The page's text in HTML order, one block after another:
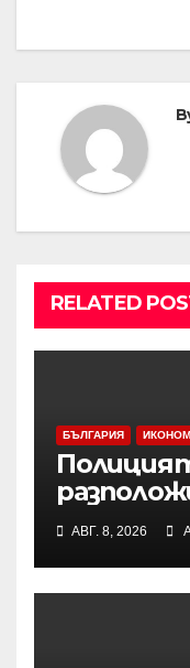
RELATED
БЪЛГАРИЯ
дрон
АВГ. 8, 2026